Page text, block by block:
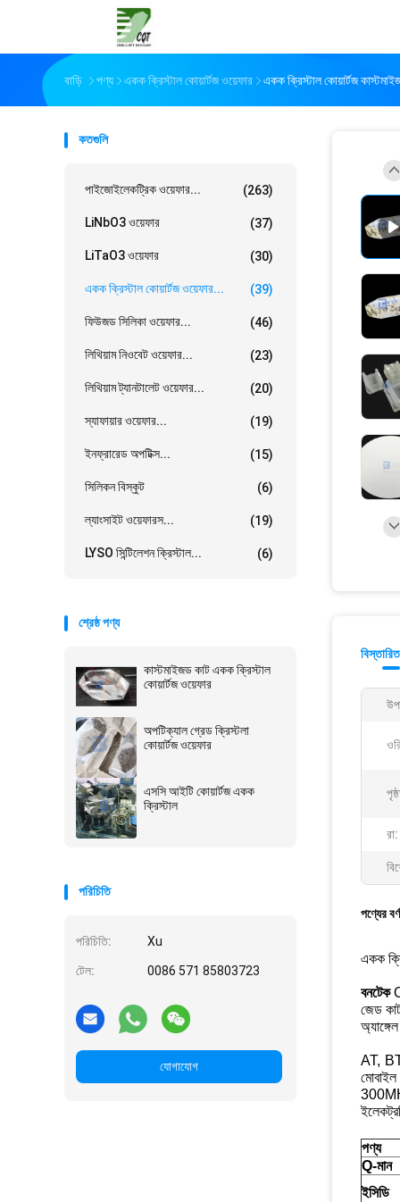
বাড়ি পণ্য একক ক্রিস্টাল কোয়ার্টজ ওয়েফার একক ক্রিস্টাল কোয়ার্টজ
কতগুলি
পাইজোইলেকট্রিক ওয়েফার... (263)
LiNbO3 ওয়েফার (37)
LiTaO3 ওয়েফার (30)
একক ক্রিস্টাল কোয়ার্টজ ওয়েফার... (39)
ফিউজড সিলিকা ওয়েফার... (46)
লিথিয়াম নিওবেট ওয়েফার... (23)
লিথিয়াম ট্যানটালেট ওয়েফার... (20)
স্যাফায়ার ওয়েফার... (19)
ইনফ্রারেড অপটিক্স... (15)
সিলিকন বিস্কুট (6)
ল্যাংসাইট ওয়েফারস... (19)
LYSO সিন্টিলেশন ক্রিস্টাল... (6)
শ্রেষ্ঠ পণ্য
কাস্টমাইজড কাট একক ক্রিস্টাল
কোয়ার্টজ ওয়েফার
অপটিক্যাল গ্রেড ক্রিস্টলা
কোয়ার্টজ ওয়েফার
এসসি আইটি কোয়ার্টজ একক
ক্রিস্টাল
পরিচিতি
পরিচিতি: Xu
টেল: 0086 571 85803723
যোগাযোগ
রা:
পণ্যের
একক
বনটেক
জেড
AT,
পণ্য
Q-মান
ইসিডি